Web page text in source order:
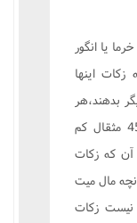
يا انگور
اينها
بدهند،هر
کدام که سهمشان به 288 من و 45 مثقال کم
آن که زکات
مال ميت
نيست زکات